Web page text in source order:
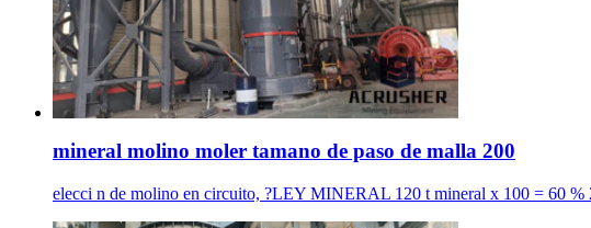
mineral molino moler tamano de paso de malla 200
elecci n de molino en circuito, ?LEY MINERAL 120 t mineral x 100 = 60